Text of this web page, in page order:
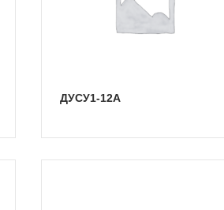
ДУСУ1-12А